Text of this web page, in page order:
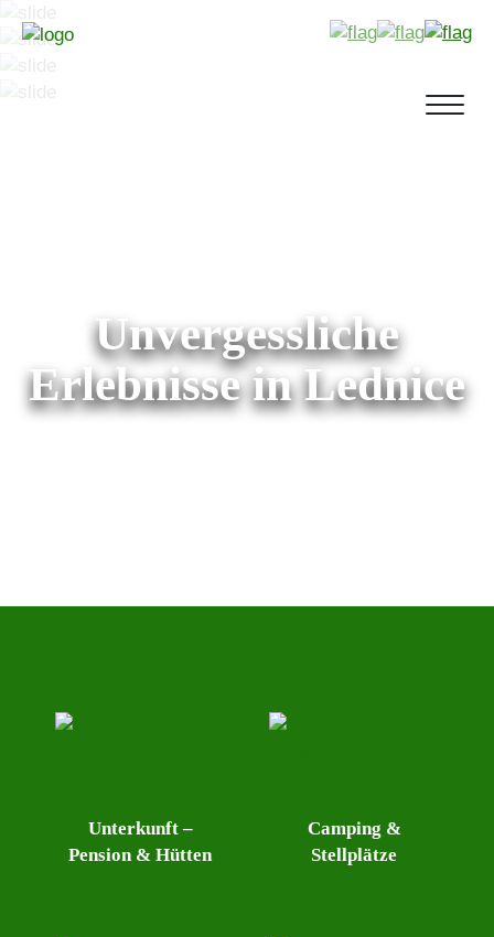
Unvergessliche
Erlebnisse in Lednice
Unterkunft –
Pension & Hütten
Camping &
Stellplätze